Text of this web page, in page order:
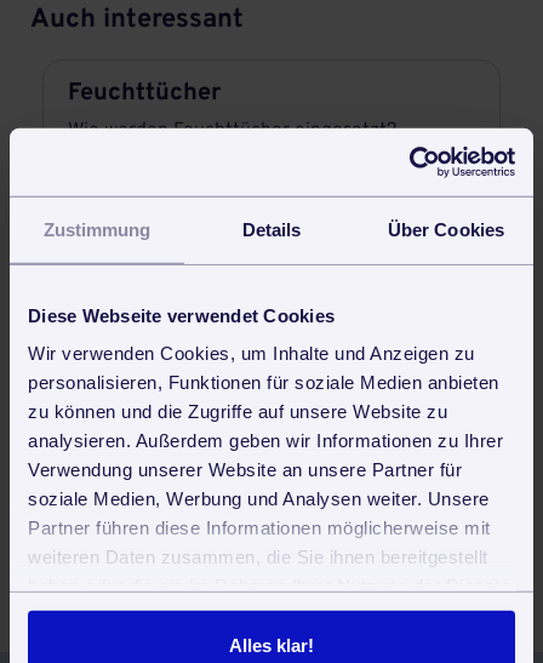
Zustimmung Details Über Cookies
Diese Webseite verwendet Cookies
Wir verwenden Cookies, um Inhalte und Anzeigen zu
personalisieren, Funktionen für soziale Medien anbieten
zu können und die Zugriffe auf unsere Website zu
analysieren. Außerdem geben wir Informationen zu Ihrer
Verwendung unserer Website an unsere Partner für
soziale Medien, Werbung und Analysen weiter. Unsere
Partner führen diese Informationen möglicherweise mit
weiteren Daten zusammen, die Sie ihnen bereitgestellt
gesammelt haben. Sie geben Einwilligung zu unseren
Cookies, wenn Sie unsere Webseite weiterhin nutzen.
Alles klar!
Auch interessant
Feuchttücher
Wie werden Feuchttücher eingesetzt?
Alles über Staubtücher
Mehr Infos dazu!
Osmosereinigung
Was ist eine Osmosereinigung?
Mehr Infos dazu!